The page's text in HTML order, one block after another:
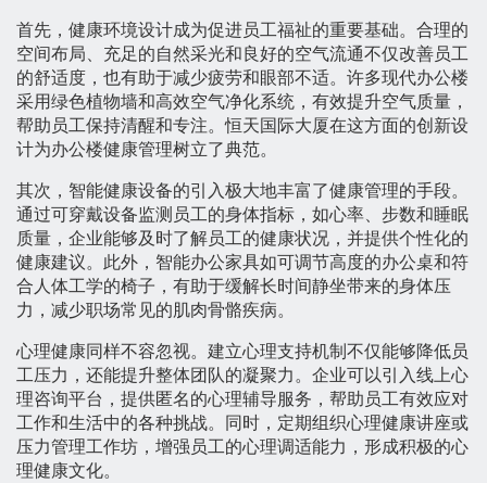
首先，健康环境设计成为促进员工福祉的重要基础。合理的
空间布局、充足的自然采光和良好的空气流通不仅改善员工
的舒适度，也有助于减少疲劳和眼部不适。许多现代办公楼
采用绿色植物墙和高效空气净化系统，有效提升空气质量，
帮助员工保持清醒和专注。恒天国际大厦在这方面的创新设
计为办公楼健康管理树立了典范。
其次，智能健康设备的引入极大地丰富了健康管理的手段。
通过可穿戴设备监测员工的身体指标，如心率、步数和睡眠
质量，企业能够及时了解员工的健康状况，并提供个性化的
健康建议。此外，智能办公家具如可调节高度的办公桌和符
合人体工学的椅子，有助于缓解长时间静坐带来的身体压
力，减少职场常见的肌肉骨骼疾病。
心理健康同样不容忽视。建立心理支持机制不仅能够降低员
工压力，还能提升整体团队的凝聚力。企业可以引入线上心
理咨询平台，提供匿名的心理辅导服务，帮助员工有效应对
工作和生活中的各种挑战。同时，定期组织心理健康讲座或
压力管理工作坊，增强员工的心理调适能力，形成积极的心
理健康文化。